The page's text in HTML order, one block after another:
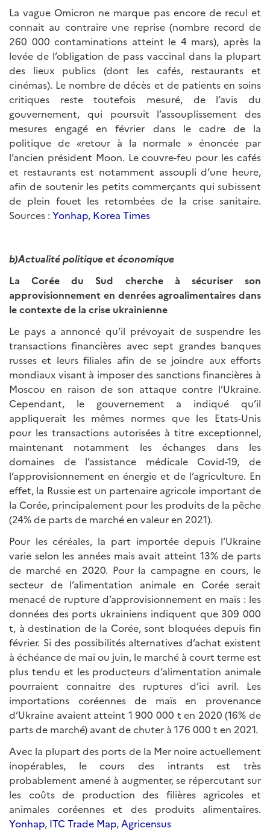
La vague Omicron ne marque pas encore de recul et
connait au contraire une reprise (nombre record de
260 000 contaminations atteint le 4 mars), après la
levée de l’obligation de pass vaccinal dans la plupart
des lieux publics (dont les cafés, restaurants et
cinémas). Le nombre de décès et de patients en soins
critiques reste toutefois mesuré, de l’avis du
gouvernement, qui poursuit l’assouplissement des
mesures engagé en février dans le cadre de la
politique de «retour à la normale » énoncée par
l’ancien président Moon. Le couvre-feu pour les cafés
et restaurants est notamment assoupli d’une heure,
afin de soutenir les petits commerçants qui subissent
de plein fouet les retombées de la crise sanitaire.
Sources : Yonhap, Korea Times
b)Actualité politique et économique
La Corée du Sud cherche à sécuriser son
approvisionnement en denrées agroalimentaires dans
le contexte de la crise ukrainienne
Le pays a annoncé qu’il prévoyait de suspendre les
transactions financières avec sept grandes banques
russes et leurs filiales afin de se joindre aux efforts
mondiaux visant à imposer des sanctions financières à
Moscou en raison de son attaque contre l’Ukraine.
Cependant, le gouvernement a indiqué qu’il
appliquerait les mêmes normes que les Etats-Unis
pour les transactions autorisées à titre exceptionnel,
maintenant notamment les échanges dans les
domaines de l’assistance médicale Covid-19, de
l’approvisionnement en énergie et de l’agriculture. En
effet, la Russie est un partenaire agricole important de
la Corée, principalement pour les produits de la pêche
(24% de parts de marché en valeur en 2021).
Pour les céréales, la part importée depuis l’Ukraine
varie selon les années mais avait atteint 13% de parts
de marché en 2020. Pour la campagne en cours, le
secteur de l’alimentation animale en Corée serait
menacé de rupture d’approvisionnement en maïs : les
données des ports ukrainiens indiquent que 309 000
t, à destination de la Corée, sont bloquées depuis fin
février. Si des possibilités alternatives d’achat existent
à échéance de mai ou juin, le marché à court terme est
plus tendu et les producteurs d’alimentation animale
pourraient connaitre des ruptures d’ici avril. Les
importations coréennes de maïs en provenance
d’Ukraine avaient atteint 1 900 000 t en 2020 (16% de
parts de marché) avant de chuter à 176 000 t en 2021.
Avec la plupart des ports de la Mer noire actuellement
inopérables, le cours des intrants est très
probablement amené à augmenter, se répercutant sur
les coûts de production des filières agricoles et
animales coréennes et des produits alimentaires.
Yonhap, ITC Trade Map, Agricensus